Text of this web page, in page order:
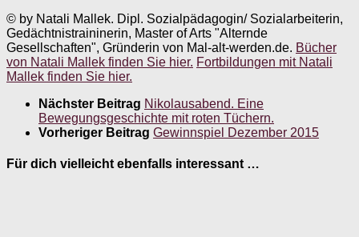
© by Natali Mallek. Dipl. Sozialpädagogin/ Sozialarbeiterin,
Gedächtnistraininerin, Master of Arts "Alternde
Gesellschaften", Gründerin von Mal-alt-werden.de. Bücher
von Natali Mallek finden Sie hier. Fortbildungen mit Natali
Mallek finden Sie hier.
Nächster Beitrag Nikolausabend. Eine
Bewegungsgeschichte mit roten Tüchern.
Vorheriger Beitrag Gewinnspiel Dezember 2015
Für dich vielleicht ebenfalls interessant …